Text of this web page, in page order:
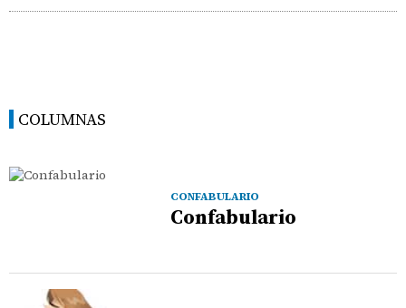
COLUMNAS
CONFABULARIO
Confabulario